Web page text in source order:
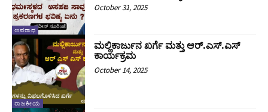
ಅಪರಾಧ
October 31, 2025
ರಾಜಕೀಯ
ಮಲ್ಲಿಕಾರ್ಜುನ ಖರ್ಗೆ ಮತ್ತು ಆರ್.ಎಸ್.ಎಸ್
ಕಾರ್ಯಕ್ರಮ
October 14, 2025